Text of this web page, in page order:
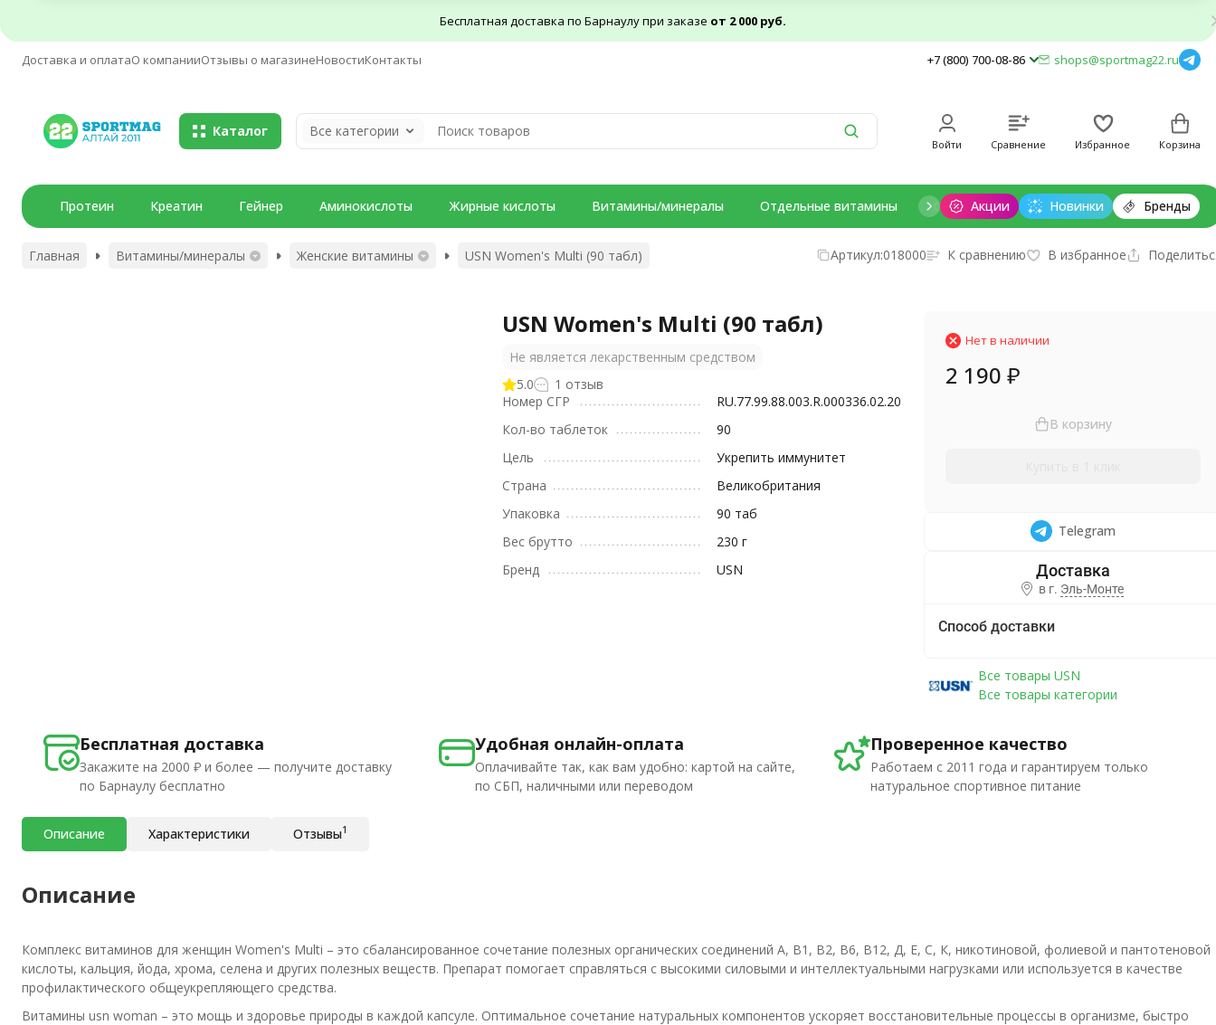
Бесплатная доставка по Барнаулу при заказе от 2 000 руб.
Доставка и оплатаО компанииОтзывы о магазинеНовостиКонтакты +7 (800) 700-08-86 shops@sportmag22.ru
Каталог Все категории
Войти Сравнение Избранное Корзина
Акции Новинки Бренды
Протеин Креатин Гейнер Аминокислоты Жирные кислоты Витамины/минералы Отдельные витамины Отдельные минералы Добавки для
Главная Витамины/минералы Женские витамины USN Women's Multi (90 табл) Артикул:018000 К сравнению В избранное
USN Women's Multi (90 табл)
Не является лекарственным средством
5.0
1 отзыв
Номер СГР
RU.77.99.88.003.R.000336.02.20
Кол-во таблеток
90
Цель
Укрепить иммунитет
Страна
Великобритания
Упаковка
90 таб
Вес брутто
230 г
Бренд
USN
Нет в наличии
2 190 ₽
В корзину
Telegram
в г. Эль-Монте
Способ доставки
Все товары USN
Все товары категории
Бесплатная доставка
Закажите на 2000 ₽ и более — получите доставку
по Барнаулу бесплатно
Удобная онлайн-оплата
Оплачивайте так, как вам удобно: картой на сайте,
по СБП, наличными или переводом
Проверенное качество
Работаем с 2011 года и гарантируем только
натуральное спортивное питание
Описание Характеристики Отзывы1
Описание
Комплекс витаминов для женщин Women's Multi – это сбалансированное сочетание полезных органических соединений А, В1, В2, В6, В12, Д, Е, С, К, никотиновой, фолиевой и пантотеновой
кислоты, кальция, йода, хрома, селена и других полезных веществ. Препарат помогает справляться с высокими силовыми и интеллектуальными нагрузками или используется в качестве
профилактического общеукрепляющего средства.
Витамины usn woman – это мощь и здоровье природы в каждой капсуле. Оптимальное сочетание натуральных компонентов ускоряет восстановительные процессы в организме, быстро